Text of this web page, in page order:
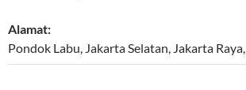
Alamat:
Pondok Labu, Jakarta Selatan, Jakarta Raya,